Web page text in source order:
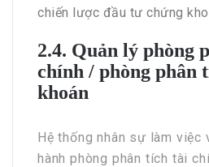
chiến lược đầu tư chứng
2.4. Quản lý phòng
chính / phòng phân
khoán
Hệ thống nhân sự làm việc
hành phòng phân tích tài